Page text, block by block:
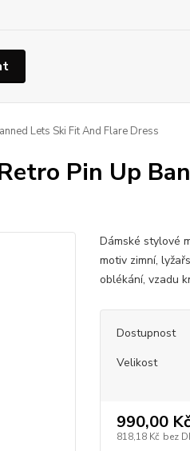
Lets Ski Fit And Flare Dress
Pin Up
Dámské stylové
motiv zimní,
oblékání, vzadu
Dostupnost
Velikost
990,00 Kč
818,18 Kč bez